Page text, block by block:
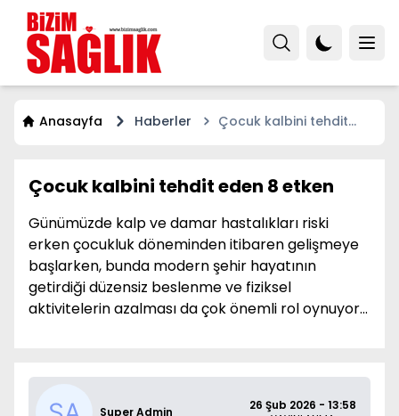
Anasayfa Haberler
Çocuk kalbini tehdit
Çocuk kalbini tehdit eden 8 etken
Günümüzde kalp ve damar hastalıkları riski
erken çocukluk döneminden itibaren gelişmeye
başlarken, bunda modern şehir hayatının
getirdiği düzensiz beslenme ve fiziksel
aktivitelerin azalması da çok önemli rol oynuyor...
Super Admin
26 Şub 2026 - 13:58